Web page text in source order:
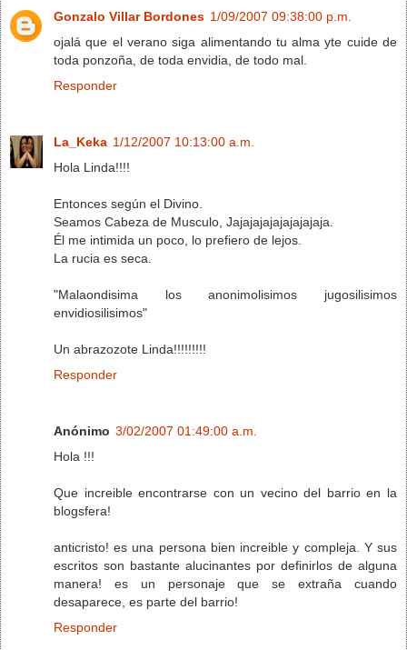
Gonzalo Villar Bordones 1/09/2007 09:38:00 p.m.
ojalá que el verano siga alimentando tu alma yte cuide de
toda ponzoña, de toda envidia, de todo mal.
Responder
La_Keka 1/12/2007 10:13:00 a.m.
Hola Linda!!!!
Entonces según el Divino.
Seamos Cabeza de Musculo, Jajajajajajajajajaja.
Él me intimida un poco, lo prefiero de lejos.
La rucia es seca.
"Malaondisima los anonimolisimos jugosilisimos
envidiosilisimos"
Un abrazozote Linda!!!!!!!!!
Responder
Anónimo 3/02/2007 01:49:00 a.m.
Hola !!!
Que increible encontrarse con un vecino del barrio en la
blogsfera!
anticristo! es una persona bien increible y compleja. Y sus
escritos son bastante alucinantes por definirlos de alguna
manera! es un personaje que se extraña cuando
desaparece, es parte del barrio!
Responder